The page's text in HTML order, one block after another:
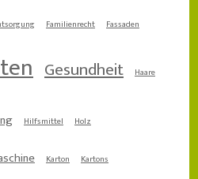
Familienrecht Fassaden
Gesundheit Haare
Hilfsmittel Holz
Karton Kartons